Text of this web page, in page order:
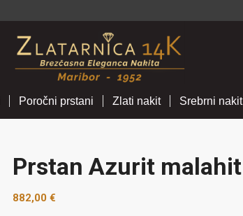
Poročni prstani Zlati nakit Srebrni nakit
Prstan Azurit malahit
882,00 €